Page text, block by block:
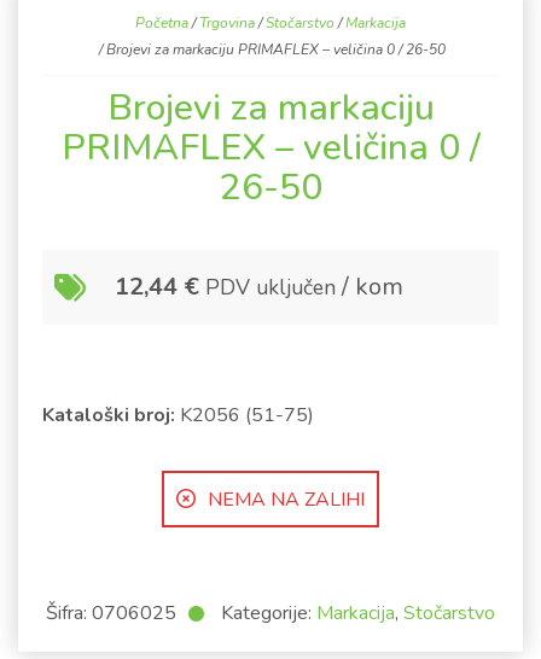
Početna/Trgovina/Stočarstvo/Markacija
/ Brojevi za markaciju PRIMAFLEX – veličina 0 / 26-50
Brojevi za markaciju
PRIMAFLEX – veličina 0 /
26-50
12,44 € PDV uključen / kom
Kataloški broj: K2056 (51-75)
NEMA NA ZALIHI
Šifra: 0706025 Kategorije: Markacija, Stočarstvo